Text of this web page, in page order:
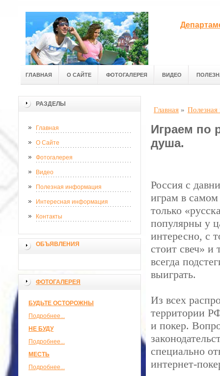
ГЛАВНАЯ О САЙТЕ ФОТОГАЛЕРЕЯ ВИДЕО
РАЗДЕЛЫ
Главная
О Сайте
Фотогалерея
Видео
Полезная информация
Интересная информация
Контакты
ОБЪЯВЛЕНИЯ
ФОТОГАЛЕРЕЯ
БУДЬТЕ ОСТОРОЖНЫ
Подробнее...
НЕ БУДУ
Подробнее...
МЕСТЬ
Подробнее...
Главная »
Играем по
душа.
Россия с
играм в
только
популярны у
интересно, с
стоит свеч»
всегда
выиграть.
Из всех
территории
и покер.
специально
интернет-